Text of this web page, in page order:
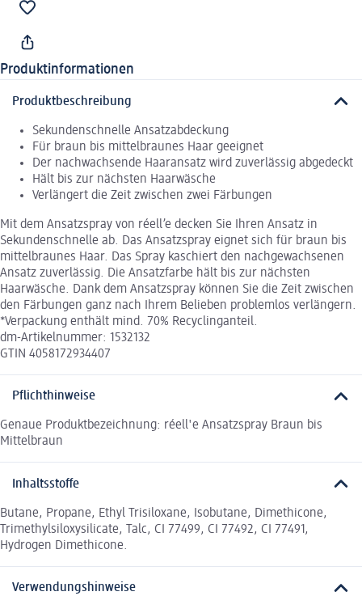
Produktinformationen
Produktbeschreibung
Sekundenschnelle Ansatzabdeckung
Für braun bis mittelbraunes Haar geeignet
Der nachwachsende Haaransatz wird zuverlässig abgedeckt
Hält bis zur nächsten Haarwäsche
Verlängert die Zeit zwischen zwei Färbungen
Mit dem Ansatzspray von réell’e decken Sie Ihren Ansatz in
Sekundenschnelle ab. Das Ansatzspray eignet sich für braun bis
mittelbraunes Haar. Das Spray kaschiert den nachgewachsenen
Ansatz zuverlässig. Die Ansatzfarbe hält bis zur nächsten
Haarwäsche. Dank dem Ansatzspray können Sie die Zeit zwischen
den Färbungen ganz nach Ihrem Belieben problemlos verlängern.
*Verpackung enthält mind. 70% Recyclinganteil.
dm-Artikelnummer: 1532132
GTIN 4058172934407
Pflichthinweise
Genaue Produktbezeichnung: réell'e Ansatzspray Braun bis
Mittelbraun
Inhaltsstoffe
Butane, Propane, Ethyl Trisiloxane, Isobutane, Dimethicone,
Trimethylsiloxysilicate, Talc, CI 77499, CI 77492, CI 77491,
Hydrogen Dimethicone.
Verwendungshinweise